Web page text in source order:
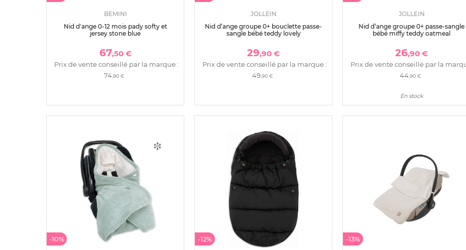
BEMINI
Nid d'ange 0-12 mois pady softy et
jersey stone blue
67,50 €
Prix de vente conseillé par la marque :
74,90 €
JOLLEIN
Nid d’ange groupe 0+ bouclette passe-
sangle bébé teddy lovely
29,90 €
Prix de vente conseillé par la marque :
49,90 €
JOLLEIN
Nid d’ange groupe 0+ passe-sangle
bébé miffy teddy oatmeal
26,90 €
Prix de vente conseillé par la
44,90 €
En stock
-10% -12% -13%